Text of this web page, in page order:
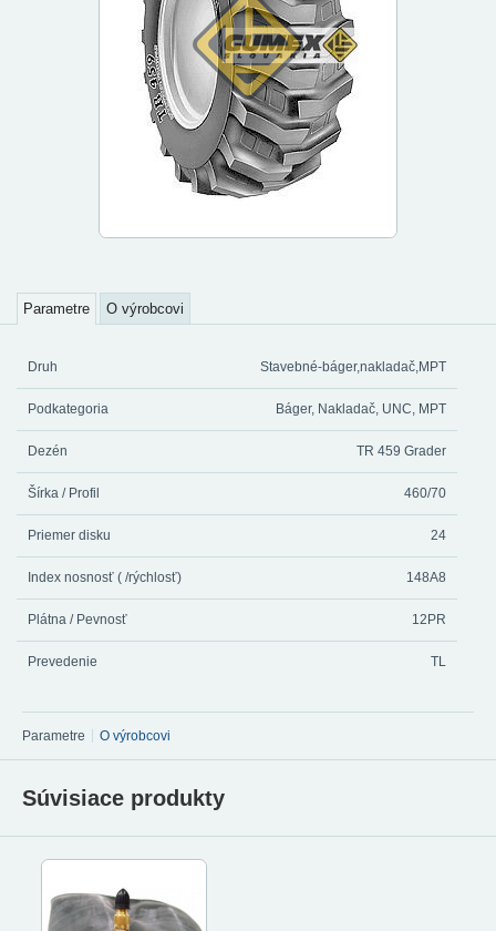
Parametre O výrobcovi
Druh Stavebné-báger,nakladač,MPT
Podkategoria Báger, Nakladač, UNC, MPT
Dezén TR 459 Grader
Šírka / Profil 460/70
Priemer disku 24
Index nosnosť ( /rýchlosť) 148A8
Plátna / Pevnosť 12PR
Prevedenie TL
Parametre O výrobcovi
Súvisiace produkty